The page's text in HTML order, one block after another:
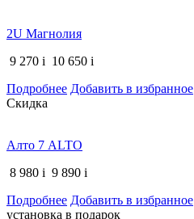
2U Магнолия
9 270 i 10 650 i
Подробнее Добавить в избранное
Скидка
Алто 7 ALTO
8 980 i 9 890 i
Подробнее Добавить в избранное
установка в подарок